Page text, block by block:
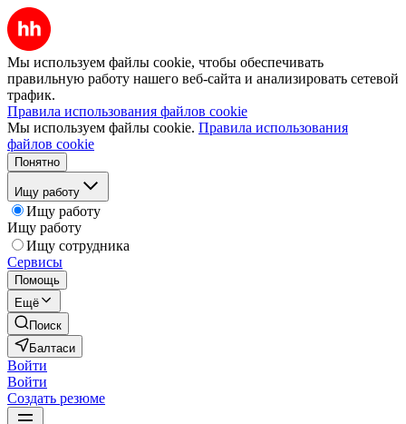
Мы используем файлы cookie, чтобы обеспечивать
правильную работу нашего веб-сайта и анализировать сетевой
трафик.
Правила использования файлов cookie
Мы используем файлы cookie. Правила использования
файлов cookie
Понятно
Ищу работу
Ищу работу
Ищу работу
Ищу сотрудника
Сервисы
Помощь
Ещё
Поиск
Балтаси
Войти
Войти
Создать резюме